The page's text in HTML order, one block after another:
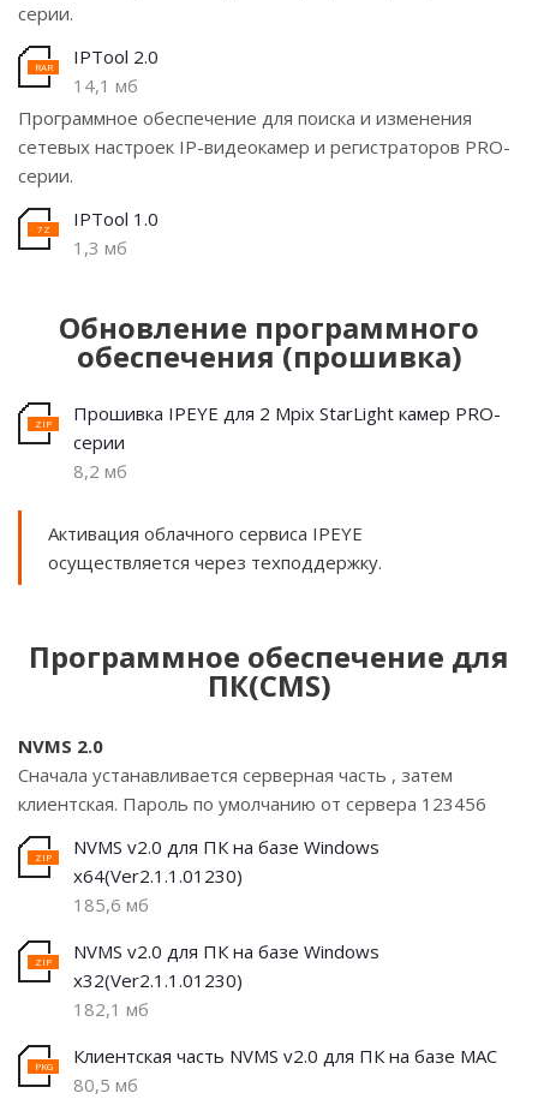
серии.
IPTool 2.0
14,1 мб
Программное обеспечение для поиска и изменения
сетевых настроек IP-видеокамер и регистраторов PRO-
серии.
IPTool 1.0
1,3 мб
Обновление программного
обеспечения (прошивка)
Прошивка IPEYE для 2 Mpix StarLight камер PRO-
серии
8,2 мб
Активация облачного сервиса IPEYE
осуществляется через техподдержку.
Программное обеспечение для
ПК(CMS)
NVMS 2.0
Сначала устанавливается серверная часть , затем
клиентская. Пароль по умолчанию от сервера 123456
NVMS v2.0 для ПК на базе Windows
х64(Ver2.1.1.01230)
185,6 мб
NVMS v2.0 для ПК на базе Windows
х32(Ver2.1.1.01230)
182,1 мб
Клиентская часть NVMS v2.0 для ПК на базе MAC
80,5 мб